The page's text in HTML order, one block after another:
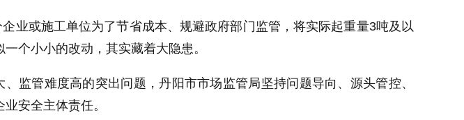
业或施工单位为了节省成本、规避政府部门监管，将实际起重量3吨及以
个小小的改动，其实藏着大隐患。
监管难度高的突出问题，丹阳市市场监管局坚持问题导向、源头管控、
安全主体责任。